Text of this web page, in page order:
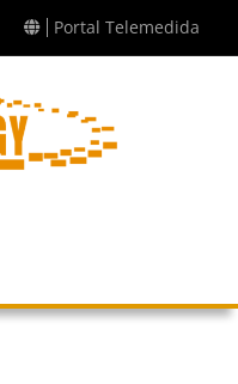
Portal Telemedida